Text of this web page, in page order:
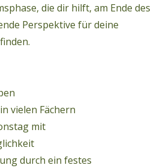
die dir hilft, am Ende des
Perspektive für deine
vielen Fächern
mit
durch ein festes